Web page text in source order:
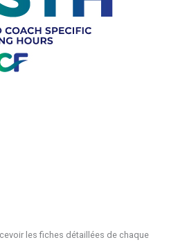
les fiches détaillées de chaque